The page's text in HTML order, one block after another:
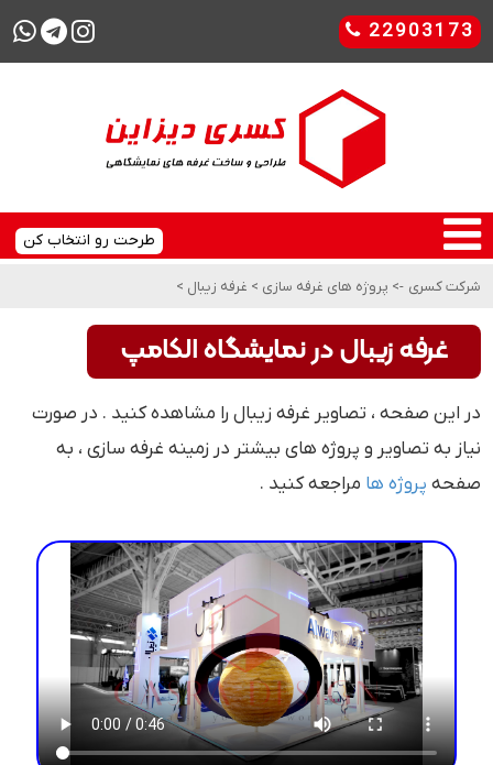
22903173
طرحت رو انتخاب کن
شرکت کسری -> پروژه های غرفه سازی > غرفه زیبال >
غرفه زیبال در نمایشگاه الکامپ
در این صفحه ، تصاویر غرفه زیبال را مشاهده کنید . در صورت
نیاز به تصاویر و پروژه های بیشتر در زمینه غرفه سازی ، به
صفحه پروژه ها مراجعه کنید .